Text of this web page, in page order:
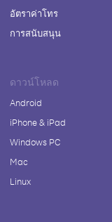
อัตราค่าโทร
การสนับสนุน
ดาวน์โหลด
Android
iPhone & iPad
Windows PC
Mac
Linux